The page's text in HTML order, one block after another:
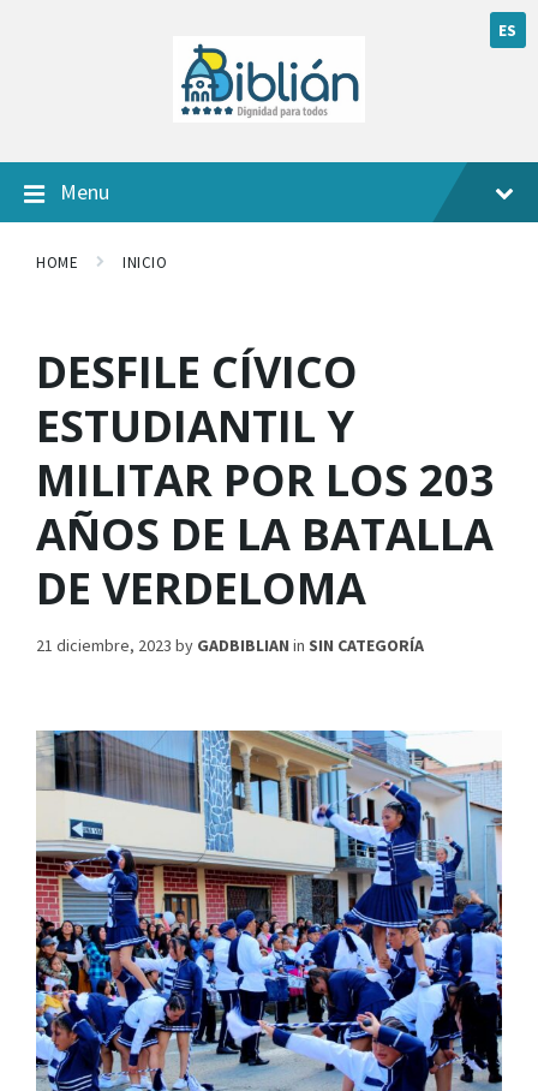
ES
Menu
HOME INICIO
DESFILE CÍVICO
ESTUDIANTIL Y
MILITAR POR LOS 203
AÑOS DE LA BATALLA
DE VERDELOMA
21 diciembre, 2023 by GADBIBLIAN in SIN CATEGORÍA